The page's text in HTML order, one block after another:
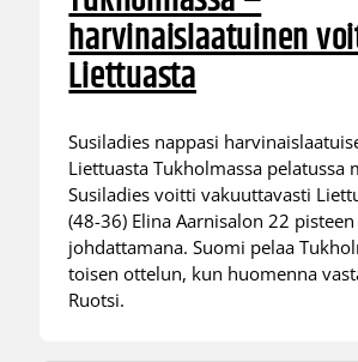
harvinaislaatuinen
Liettuasta
Susiladies nappasi
Liettuasta Tukholmassa pelatussa
Susiladies voitti vakuuttavasti
(48-36) Elina Aarnisalon 22 pisteen
johdattamana. Suomi pelaa
toisen ottelun, kun huomenna
Ruotsi.